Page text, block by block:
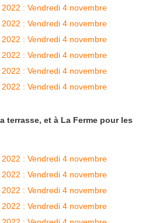
terrasse, et à La Ferme pour les